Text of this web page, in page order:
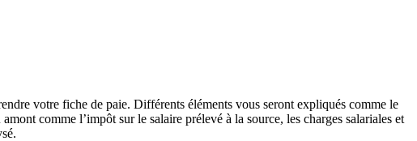
votre fiche de paie. Différents éléments vous seront expliqués comme le
comme l’impôt sur le salaire prélevé à la source, les charges salariales et